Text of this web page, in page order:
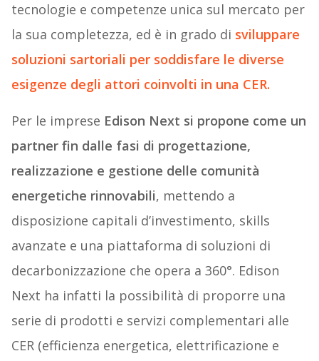
tecnologie e competenze unica sul mercato per
la sua completezza, ed è in grado di sviluppare
soluzioni sartoriali per soddisfare le diverse
esigenze degli attori coinvolti in una CER.
Per le imprese Edison Next si propone come un
partner fin dalle fasi di progettazione,
realizzazione e gestione delle comunità
energetiche rinnovabili, mettendo a
disposizione capitali d’investimento, skills
avanzate e una piattaforma di soluzioni di
decarbonizzazione che opera a 360°. Edison
Next ha infatti la possibilità di proporre una
serie di prodotti e servizi complementari alle
CER (efficienza energetica, elettrificazione e